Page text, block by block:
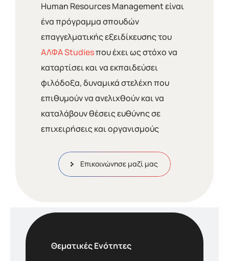
Human Resources Management είναι
ένα πρόγραµµα σπουδών
επαγγελµατικής εξειδίκευσης του
ΑΛΦΑ Studiesπου έχει ως στόχο να
καταρτίσει και να εκπαιδεύσει
φιλόδοξα, δυναµικά στελέχη που
επιθυμούν να ανελιχθούν και να
καταλάβουν θέσεις ευθύνης σε
επιχειρήσεις και οργανισμούς
Επικοινώνησε μαζί μας
Θεματικές Ενότητες